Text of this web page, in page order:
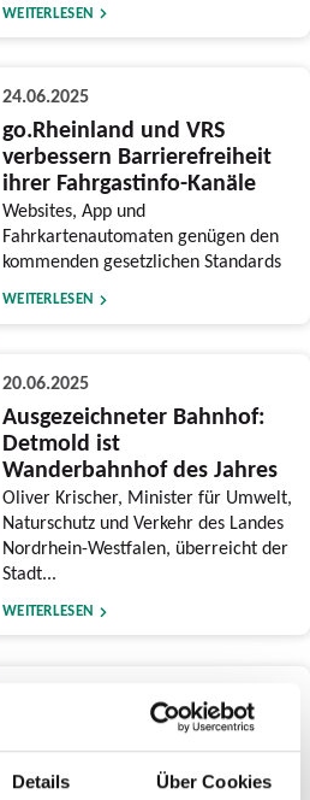
Details Über Cookies
WEITERLESEN
24.06.2025
go.Rheinland und VRS
verbessern Barrierefreiheit
ihrer Fahrgastinfo-Kanäle
Websites, App und
Fahrkartenautomaten genügen den
kommenden gesetzlichen Standards
WEITERLESEN
20.06.2025
Ausgezeichneter Bahnhof:
Detmold ist
Wanderbahnhof des Jahres
Oliver Krischer, Minister für Umwelt,
Naturschutz und Verkehr des Landes
Nordrhein-Westfalen, überreicht der
Stadt...
WEITERLESEN
Meilenstein beim
Wiederaufbau der
Eifelstrecke erreicht: